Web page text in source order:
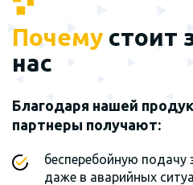
Почему стоит
нас
Благодаря нашей
партнеры получают:
бесперебойную подачу
даже в аварийных